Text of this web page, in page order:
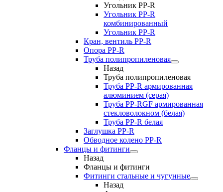
Угольник PP-R
Угольник РР-R
комбинированный
Угольник РР-R
Кран, вентиль PP-R
Опора PP-R
Труба полипропиленовая
Назад
Труба полипропиленовая
Труба PP-R армированная
алюминием (серая)
Труба PP-RGF армированная
стекловолокном (белая)
Труба РР-R белая
Заглушка PP-R
Обводное колено PP-R
Фланцы и фитинги
Назад
Фланцы и фитинги
Фитинги стальные и чугунные
Назад